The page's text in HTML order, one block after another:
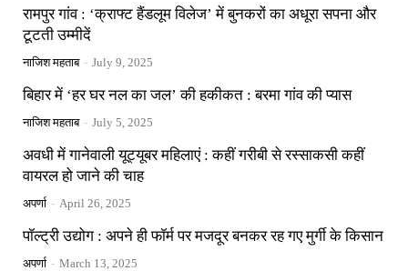
रामपुर गांव : ‘क्राफ्ट हैंडलूम विलेज’ में बुनकरों का अधूरा सपना और
टूटती उम्मीदें
नाजिश महताब - July 9, 2025
बिहार में ‘हर घर नल का जल’ की हकीकत : बरमा गांव की प्यास
नाजिश महताब - July 5, 2025
अवधी में गानेवाली यूट्यूबर महिलाएं : कहीं गरीबी से रस्साकसी कहीं
वायरल हो जाने की चाह
अपर्णा - April 26, 2025
पॉल्ट्री उद्योग : अपने ही फॉर्म पर मजदूर बनकर रह गए मुर्गी के किसान
अपर्णा - March 13, 2025